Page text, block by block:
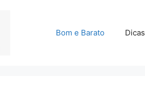
Bom e Barato Dicas